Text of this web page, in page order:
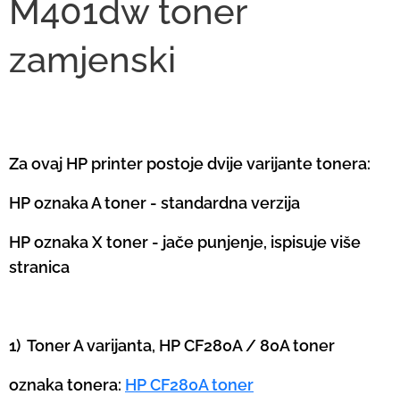
M401dw toner
zamjenski
Za ovaj HP printer postoje dvije varijante tonera:
HP oznaka A toner - standardna verzija
HP oznaka X toner - jače punjenje, ispisuje više
stranica
1) Toner A varijanta, HP CF280A / 80A toner
oznaka tonera: HP CF280A toner